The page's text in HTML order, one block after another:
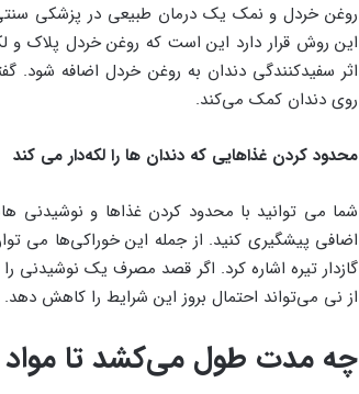
روغن خردل و نمک یک درمان طبیعی در پزشکی
این روش قرار دارد این است که روغن خردل پلاک و
اثر سفیدکنندگی دندان به روغن خردل اضافه
روی دندان کمک می‌کند.
محدود کردن غذاهایی که دندان ها را لکه‌دار می کند
شما می توانید با محدود کردن غذاها و نوشیدنی
اضافی پیشگیری کنید. از جمله این خوراکی‌ها می
گازدار تیره اشاره کرد. اگر قصد مصرف یک نوشیدنی
از نی می‌تواند احتمال بروز این شرایط را کاهش دهد.
چه مدت طول می‌کشد تا مواد